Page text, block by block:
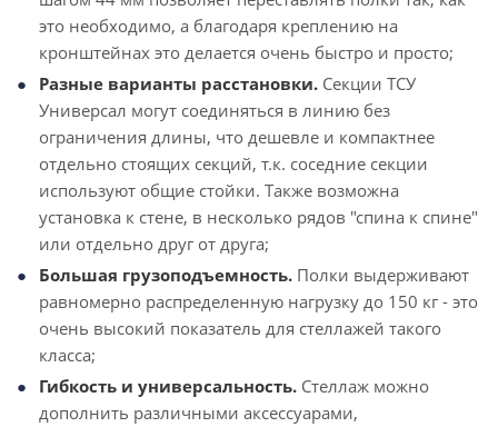
это необходимо, а благодаря креплению на
кронштейнах это делается очень быстро и просто;
Разные варианты расстановки. Секции ТСУ
Универсал могут соединяться в линию без
ограничения длины, что дешевле и компактнее
отдельно стоящих секций, т.к. соседние секции
используют общие стойки. Также возможна
установка к стене, в несколько рядов "спина к спине"
или отдельно друг от друга;
Большая грузоподъемность. Полки выдерживают
равномерно распределенную нагрузку до 150 кг - это
очень высокий показатель для стеллажей такого
класса;
Гибкость и универсальность. Стеллаж можно
дополнить различными аксессуарами,